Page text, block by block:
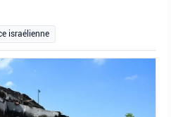
israélienne